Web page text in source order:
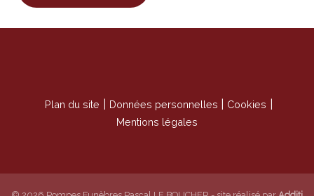
Plan du site Données personnelles
Cookies
Mentions légales